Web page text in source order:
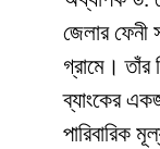
জেলার ফেনী
গ্রামে। তাঁর
ব্যাংকের
পারিবারিক